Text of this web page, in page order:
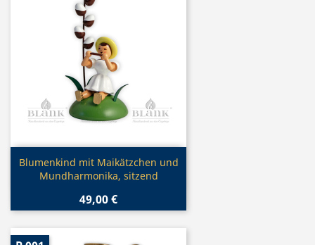
Vorschau
Blumenkind mit Maikätzchen und
Mundharmonika, sitzend
49,00 €